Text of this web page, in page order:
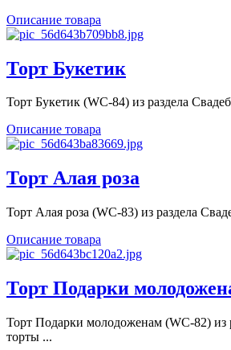
Описание товара
Торт Букетик
Торт Букетик (WC-84) из раздела
Описание товара
Торт Алая роза
Торт Алая роза (WC-83) из раздела
Описание товара
Торт Подарки
Торт Подарки молодоженам (WC-82) из
торты ...